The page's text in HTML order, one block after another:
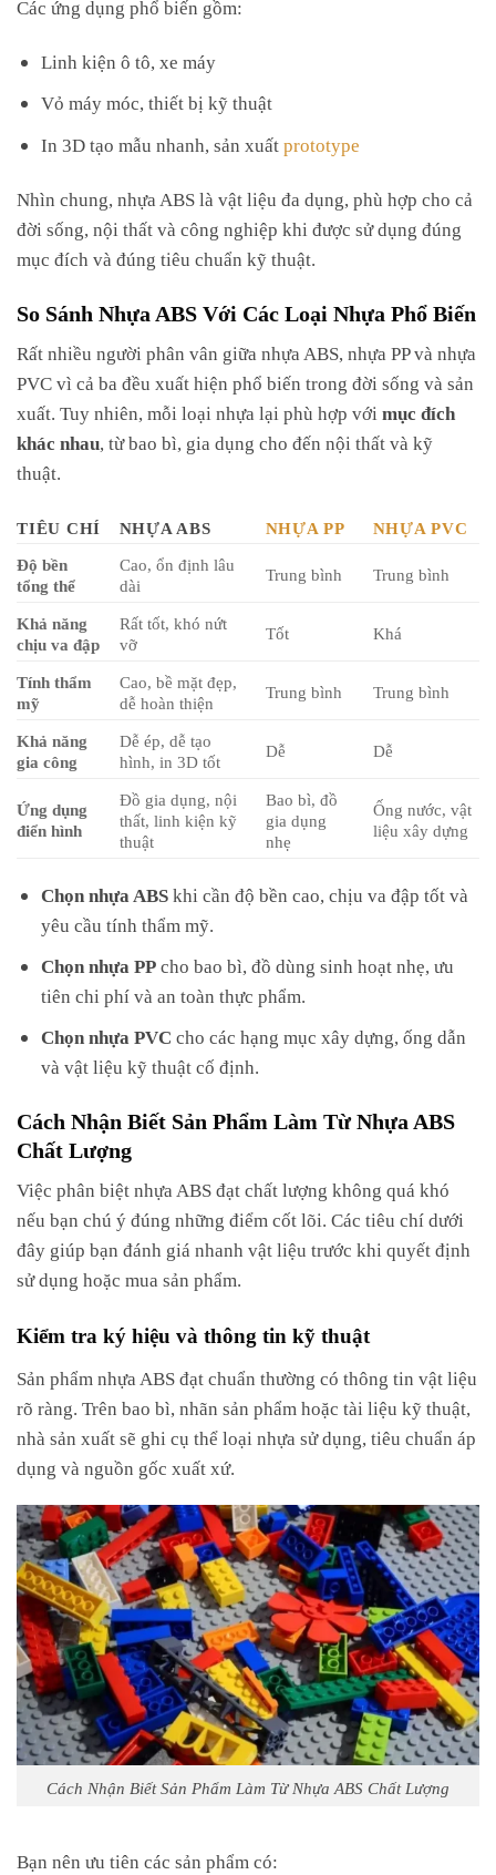
Các ứng dụng phổ biến gồm:
Linh kiện ô tô, xe máy
Vỏ máy móc, thiết bị kỹ thuật
In 3D tạo mẫu nhanh, sản xuấtprototype
Nhìn chung, nhựa ABS là vật liệu đa dụng, phù hợp cho cả
đời sống, nội thất và công nghiệp khi được sử dụng đúng
mục đích và đúng tiêu chuẩn kỹ thuật.
So Sánh Nhựa ABS Với Các Loại Nhựa Phổ Biến
Rất nhiều người phân vân giữa nhựa ABS, nhựa PP và nhựa
PVC vì cả ba đều xuất hiện phổ biến trong đời sống và sản
xuất. Tuy nhiên, mỗi loại nhựa lại phù hợp với mục đích
khác nhau , từ bao bì, gia dụng cho đến nội thất và kỹ
thuật.
TIÊU CHÍ NHỰA ABS NHỰA PP NHỰA PVC
Độ bền
tổng thể
Cao, ổn định lâu
dài
Trung bình Trung bình
Khả năng
chịu va đập
Rất tốt, khó nứt
vỡ
Tốt Khá
Tính thẩm
mỹ
Cao, bề mặt đẹp,
dễ hoàn thiện
Trung bình Trung bình
Khả năng
gia công
Dễ ép, dễ tạo
hình, in 3D tốt
Dễ Dễ
Ứng dụng
điển hình
Đồ gia dụng, nội
thất, linh kiện kỹ
thuật
Bao bì, đồ
gia dụng
nhẹ
Ống nước, vật
liệu xây dựng
Chọn nhựa ABS khi cần độ bền cao, chịu va đập tốt và
yêu cầu tính thẩm mỹ.
Chọn nhựa PP cho bao bì, đồ dùng sinh hoạt nhẹ, ưu
tiên chi phí và an toàn thực phẩm.
Chọn nhựa PVC cho các hạng mục xây dựng, ống dẫn
và vật liệu kỹ thuật cố định.
Cách Nhận Biết Sản Phẩm Làm Từ Nhựa ABS
Chất Lượng
Việc phân biệt nhựa ABS đạt chất lượng không quá khó
nếu bạn chú ý đúng những điểm cốt lõi. Các tiêu chí dưới
đây giúp bạn đánh giá nhanh vật liệu trước khi quyết định
sử dụng hoặc mua sản phẩm.
Kiểm tra ký hiệu và thông tin kỹ thuật
Sản phẩm nhựa ABS đạt chuẩn thường có thông tin vật liệu
rõ ràng. Trên bao bì, nhãn sản phẩm hoặc tài liệu kỹ thuật,
nhà sản xuất sẽ ghi cụ thể loại nhựa sử dụng, tiêu chuẩn áp
dụng và nguồn gốc xuất xứ.
Cách Nhận Biết Sản Phẩm Làm Từ Nhựa ABS Chất Lượng
Bạn nên ưu tiên các sản phẩm có: